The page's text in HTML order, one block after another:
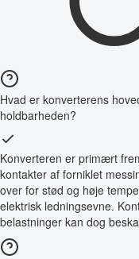
Hvad er konverterens
holdbarheden?
Konverteren er primært
kontakter af forniklet
over for stød og høje
elektrisk ledningsevne.
belastninger kan dog